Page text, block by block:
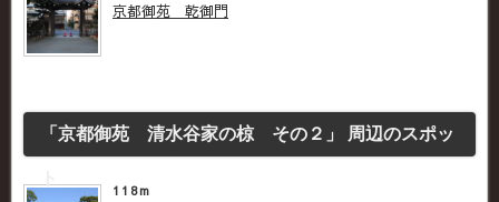
京都御苑 乾御門
「京都御苑 清水谷家の椋 その２」 周辺のスポッ
118m